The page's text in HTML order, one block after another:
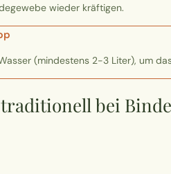
wieder kräftigen.
(mindestens 2-3 Liter), um
bei